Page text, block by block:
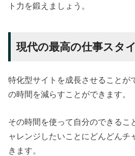
ト力を鍛えましょう。
現代の最高の仕事スタ
特化型サイトを成長させることが
の時間を減らすことができます。
その時間を使って自分のできるこ
ャレンジしたいことにどんどんチ
きます。